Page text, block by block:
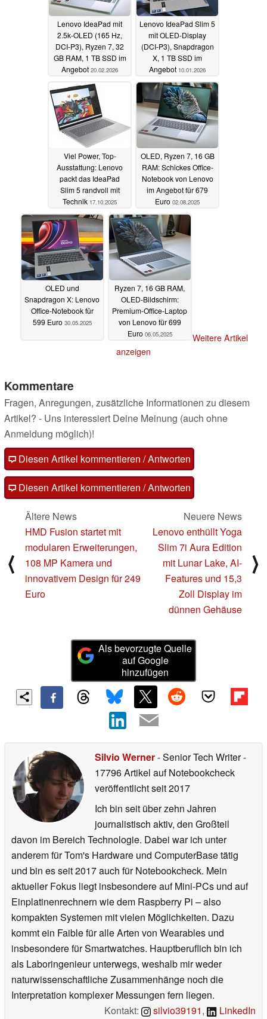
Lenovo IdeaPad mit
2.5k-OLED (165 Hz,
DCI-P3), Ryzen 7, 32
GB RAM, 1 TB SSD im
Angebot 20.02.2026
Lenovo IdeaPad Slim 5
mit OLED-Display
(DCI-P3), Snapdragon
X, 1 TB SSD im
Angebot 10.01.2026
Viel Power, Top-
Ausstattung: Lenovo
packt das IdeaPad
Slim 5 randvoll mit
Technik 17.10.2025
OLED, Ryzen 7, 16 GB
RAM: Schickes Office-
Notebook von Lenovo
im Angebot für 679
Euro 02.08.2025
OLED und
Snapdragon X: Lenovo
Office-Notebook für
599 Euro 30.05.2025
Ryzen 7, 16 GB RAM,
OLED-Bildschirm:
Premium-Office-Laptop
von Lenovo für 699
Euro 06.05.2025
Weitere Artikel
anzeigen
Kommentare
Fragen, Anregungen, zusätzliche Informationen zu diesem
Artikel? - Uns interessiert Deine Meinung (auch ohne
Anmeldung möglich)!
Diesen Artikel kommentieren / Antworten
Diesen Artikel kommentieren / Antworten
⟨
Ältere News
HMD Fusion startet mit
modularen Erweiterungen,
108 MP Kamera und
innovativem Design für 249
Euro
Neuere News
Lenovo enthüllt Yoga
Slim 7i Aura Edition
mit Lunar Lake, AI-
Features und 15,3
Zoll Display im
dünnen Gehäuse
⟩
Als bevorzugte Quelle
auf Google
hinzufügen
Silvio Werner- Senior Tech Writer-
17796 Artikel auf Notebookcheck
veröffentlichtseit 2017
Ich bin seit über zehn Jahren
journalistisch aktiv, den Großteil
davon im Bereich Technologie. Dabei war ich unter
anderem für Tom's Hardware und ComputerBase tätig
und bin es seit 2017 auch für Notebookcheck. Mein
aktueller Fokus liegt insbesondere auf Mini-PCs und auf
Einplatinenrechnern wie dem Raspberry Pi – also
kompakten Systemen mit vielen Möglichkeiten. Dazu
kommt ein Faible für alle Arten von Wearables und
insbesondere für Smartwatches. Hauptberuflich bin ich
als Laboringenieur unterwegs, weshalb mir weder
naturwissenschaftliche Zusammenhänge noch die
Interpretation komplexer Messungen fern liegen.
Kontakt:
silvio39191, LinkedIn